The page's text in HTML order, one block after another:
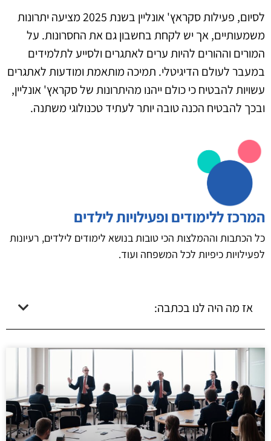
לסיום, פעילות סקראץ' אונליין בשנת 2025 מציעה יתרונות
משמעותיים, אך יש לקחת בחשבון גם את החסרונות. על
המורים וההורים להיות ערים לאתגרים ולסייע לתלמידים
במעבר לעולם הדיגיטלי. תמיכה מותאמת ומודעות לאתגרים
עשויות להבטיח כי כולם ייהנו מהיתרונות של סקראץ' אונליין,
ובכך להבטיח הכנה טובה יותר לעתיד טכנולוגי משתנה.
המרכז ללימודים ופעילויות לילדים
כל הכתבות וההמלצות הכי טובות בנושא לימודים לילדים, רעיונות
לפעילויות כיפיות לכל המשפחה ועוד.
אז מה היה לנו בכתבה: